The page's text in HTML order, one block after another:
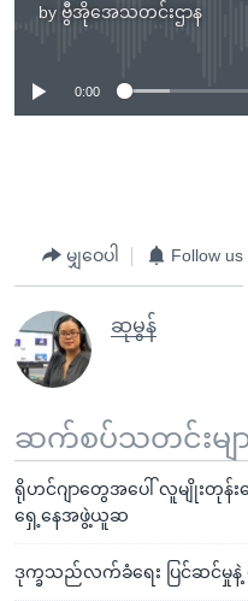
by ဗွီအိုအေသတင်းဌာန
No media
0:00
မျှဝေပါ Follow us
ဆုမွန်
ဆက်စပ်သတင်းမျာ
ရိုဟင်ဂျာတွေအပေါ် လူမျိုးတု
ရှေ့နေအဖွဲ့ယူဆ
ဒုက္ခသည်လက်ခံရေး ပြင်ဆင်မှုနဲ့